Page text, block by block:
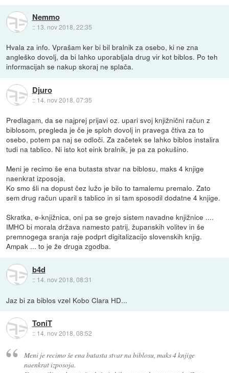
Nemmo
:: 13. nov 2018, 22:35
Hvala za info. Vprašam ker bi bil bralnik za osebo, ki ne zna
angleško dovolj, da bi lahko uporabljala drug vir kot biblos. Po teh
informacijah se nakup skoraj ne splača.
Djuro
:: 14. nov 2018, 07:35
Predlagam, da se najprej prijavi oz. upari svoj knjižnični račun z
biblosom, pregleda je če je sploh dovolj in pravega čtiva za to
osebo, potem pa naj se odloči. Za začetek se lahko biblos instalira
tudi na tablico. Ni isto kot eink bralnik, je pa za pokušino.
Meni je recimo še ena butasta stvar na biblosu, maks 4 knjige
naenkrat izposoja.
Ko smo šli na dopust čez lužo je bilo to tamalemu premalo. Zato
sem drug račun uparil s tablico in si tam sposodil dodatne 4 knjige.
Skratka, e-knjižnica, oni pa se grejo sistem navadne knjižnice ....
IMHO bi morala država namesto patrij, županskih volitev in še
premnogega sranja raje podprt digitalizacijo slovenskih knjig.
Ampak ... to je že druga zgodba.
b4d
:: 14. nov 2018, 08:31
Jaz bi za biblos vzel Kobo Clara HD...
ToniT
:: 14. nov 2018, 08:52
Meni je recimo še ena butasta stvar na biblosu, maks 4 knjige
naenkrat izposoja.